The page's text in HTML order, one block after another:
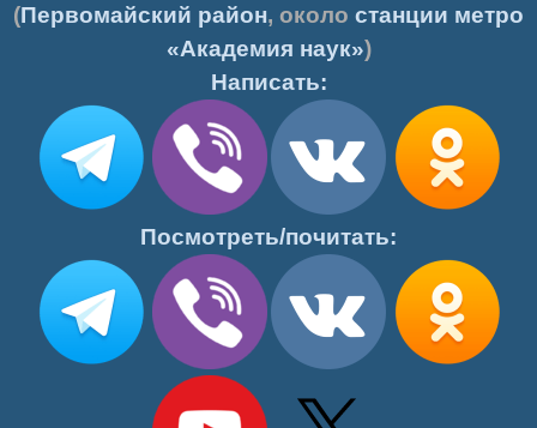
(Первомайский район, около станции метро
«Академия наук»)
Написать:
Посмотреть/почитать: